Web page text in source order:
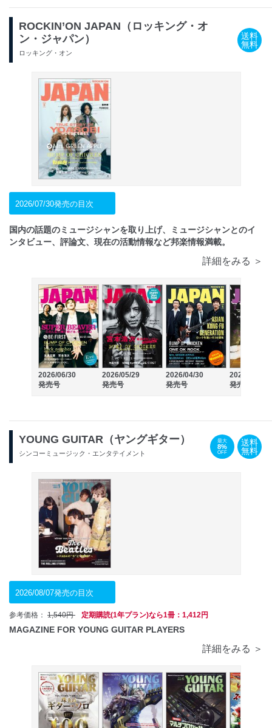
ROCKIN’ON JAPAN（ロッキング・オ
ン・ジャパン）
ロッキング・オン
送料
無料
2026/07/30発売の目次
国内の話題のミュージシャンを取り上げ、ミュージシャンとのイ
ンタビュー、評論文、現在の活動情報など邦楽情報満載。
詳細をみる ＞
2026/06/30
発売号
2026/05/29
発売号
2026/04/30
発売号
2026/03/30
発売号
YOUNG GUITAR（ヤングギター）
シンコーミュージック・エンタテイメント
最大
8%
OFF
送料
無料
2026/08/07発売の目次
参考価格： 1,540円 定期購読(1年プラン)なら1冊：1,412円
MAGAZINE FOR YOUNG GUITAR PLAYERS
詳細をみる ＞